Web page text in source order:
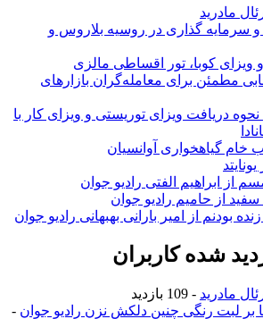
مادرید
سرمایه گذاری در روسیه بلاروس و
ویزای کوبا، تور اقساطی مالزی
مطمئن برای معامله‌گران بازارهای
دریافت ویزای توریستی و ویزای کار با
خام گیاهخواری آوانسیان
از ابراهیم الفتی رادیو جوان
سفید از حامیم رادیو جوان
بودنم از امیر بارانی بهبهانی رادیو جوان
شده کاربران
مادرید - 109 بازدید
بر لبت رنگی چنین دلکش نزن رادیو جوان -